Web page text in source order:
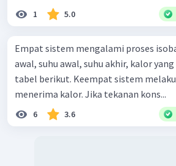
1 5.0
Empat sistem mengalami proses
awal, suhu awal, suhu akhir, kalor
tabel berikut. Keempat sistem melakukan usaha dan
menerima kalor. Jika tekanan kons...
6 3.6